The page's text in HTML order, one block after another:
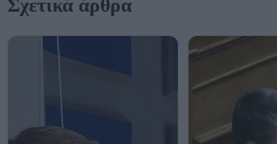
Σχετικά άρθρα